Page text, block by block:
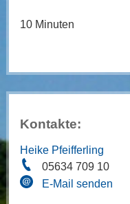
10 Minuten
Kontakte:
Heike Pfeifferling
05634 709 10
E-Mail senden